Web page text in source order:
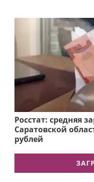
Росстат: средняя
Саратовской
рублей